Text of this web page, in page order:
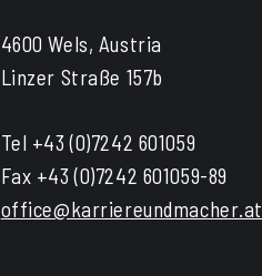
4600 Wels, Austria
Linzer Straße 157b
Tel +43 (0)7242 601059
Fax +43 (0)7242 601059-89
office@karriereundmacher.at